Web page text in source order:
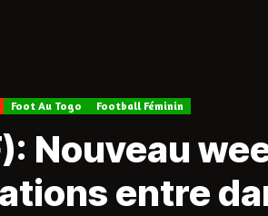
Foot Au Togo Football Féminin
Nouveau
entre